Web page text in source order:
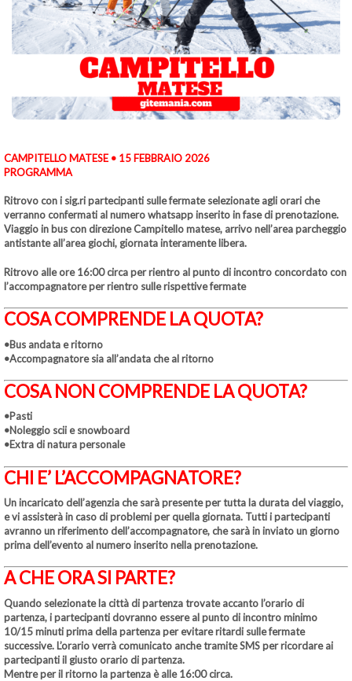
CAMPITELLO MATESE • 15 FEBBRAIO 2026
PROGRAMMA
Ritrovo con i sig.ri partecipanti sulle fermate selezionate agli orari che
verranno confermati al numero whatsapp inserito in fase di prenotazione.
Viaggio in bus con direzione Campitello matese, arrivo nell’area parcheggio
antistante all’area giochi, giornata interamente libera.
Ritrovo alle ore 16:00 circa per rientro al punto di incontro concordato con
l’accompagnatore per rientro sulle rispettive fermate
COSA COMPRENDE LA QUOTA?
•Bus andata e ritorno
•Accompagnatore sia all’andata che al ritorno
COSA NON COMPRENDE LA QUOTA?
•Pasti
•Noleggio scii e snowboard
•Extra di natura personale
CHI E’ L’ACCOMPAGNATORE?
Un incaricato dell’agenzia che sarà presente per tutta la durata del viaggio,
e vi assisterà in caso di problemi per quella giornata. Tutti i partecipanti
avranno un riferimento dell’accompagnatore, che sarà in inviato un giorno
prima dell’evento al numero inserito nella prenotazione.
A CHE ORA SI PARTE?
Quando selezionate la città di partenza trovate accanto l’orario di
partenza, i partecipanti dovranno essere al punto di incontro minimo
10/15 minuti prima della partenza per evitare ritardi sulle fermate
successive. L’orario verrà comunicato anche tramite SMS per ricordare ai
partecipanti il giusto orario di partenza.
Mentre per il ritorno la partenza è alle 16:00 circa.